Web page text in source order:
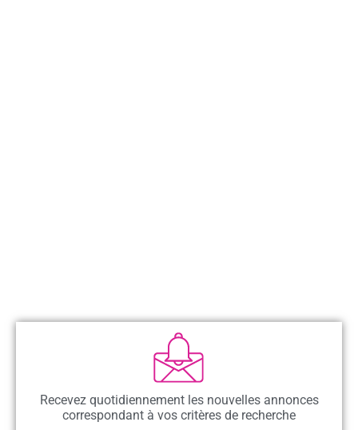
Recevez quotidiennement les nouvelles annonces
correspondant à vos critères de recherche